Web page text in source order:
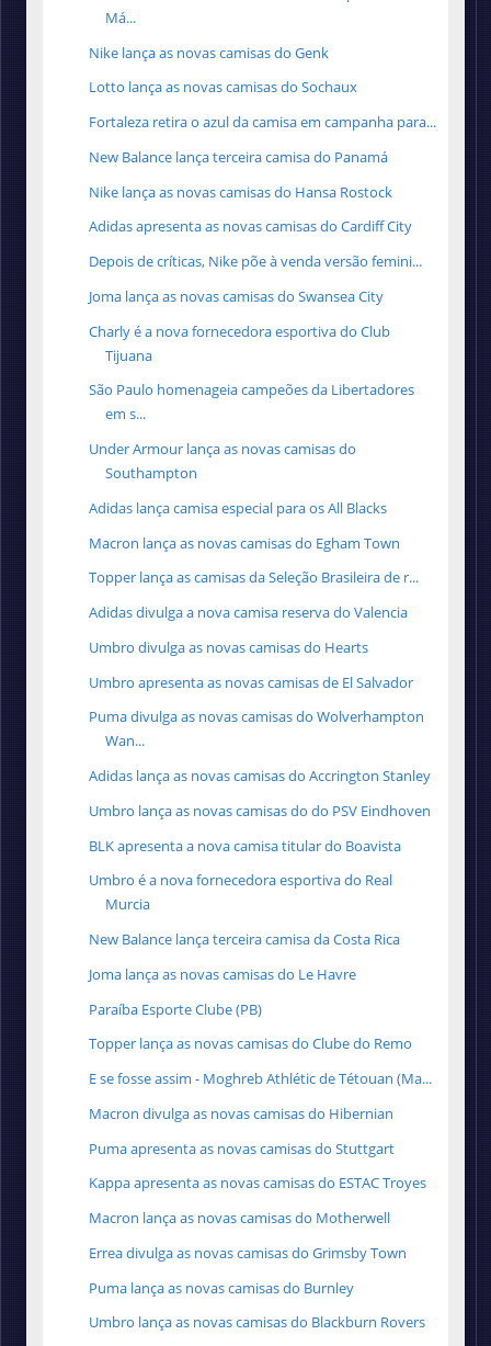
Má...
Nike lança as novas camisas do Genk
Lotto lança as novas camisas do Sochaux
Fortaleza retira o azul da camisa em campanha para...
New Balance lança terceira camisa do Panamá
Nike lança as novas camisas do Hansa Rostock
Adidas apresenta as novas camisas do Cardiff City
Depois de críticas, Nike põe à venda versão femini...
Joma lança as novas camisas do Swansea City
Charly é a nova fornecedora esportiva do Club
Tijuana
São Paulo homenageia campeões da Libertadores
em s...
Under Armour lança as novas camisas do
Southampton
Adidas lança camisa especial para os All Blacks
Macron lança as novas camisas do Egham Town
Topper lança as camisas da Seleção Brasileira de r...
Adidas divulga a nova camisa reserva do Valencia
Umbro divulga as novas camisas do Hearts
Umbro apresenta as novas camisas de El Salvador
Puma divulga as novas camisas do Wolverhampton
Wan...
Adidas lança as novas camisas do Accrington Stanley
Umbro lança as novas camisas do do PSV Eindhoven
BLK apresenta a nova camisa titular do Boavista
Umbro é a nova fornecedora esportiva do Real
Murcia
New Balance lança terceira camisa da Costa Rica
Joma lança as novas camisas do Le Havre
Paraíba Esporte Clube (PB)
Topper lança as novas camisas do Clube do Remo
E se fosse assim - Moghreb Athlétic de Tétouan (Ma...
Macron divulga as novas camisas do Hibernian
Puma apresenta as novas camisas do Stuttgart
Kappa apresenta as novas camisas do ESTAC Troyes
Macron lança as novas camisas do Motherwell
Errea divulga as novas camisas do Grimsby Town
Puma lança as novas camisas do Burnley
Umbro lança as novas camisas do Blackburn Rovers